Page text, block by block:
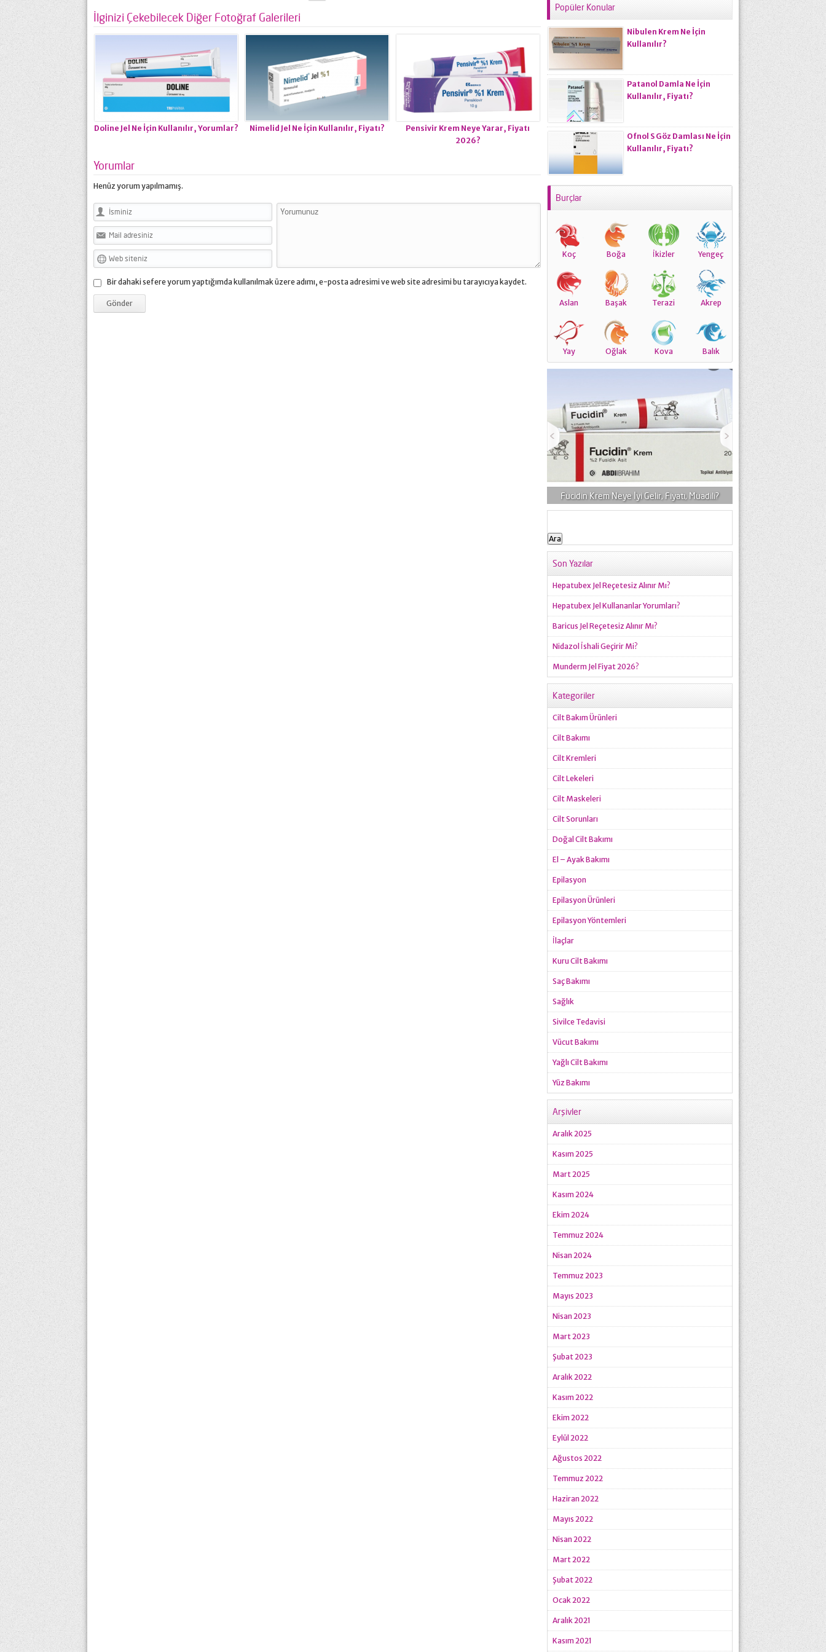
İlginizi Çekebilecek Diğer Fotoğraf Galerileri
Doline Jel Ne İçin Kullanılır, Yorumlar? Nimelid Jel Ne İçin Kullanılır, Fiyatı?
Pensivir Krem Neye Yarar, Fiyatı
2026?
Yorumlar
Henüz yorum yapılmamış.
Bir dahaki sefere yorum yaptığımda kullanılmak üzere adımı, e-posta adresimi ve web site adresimi bu tarayıcıya kaydet.
Popüler Konular
Nibulen Krem Ne İçin
Kullanılır?
Patanol Damla Ne İçin
Kullanılır, Fiyatı?
Ofnol S Göz Damlası Ne İçin
Kullanılır, Fiyatı?
Burçlar
Koç Boğa İkizler Yengeç
Aslan Başak Terazi Akrep
Yay Oğlak Kova Balık
Diclomec Jel (Krem) Neye Yarar, Fiyatı? Yağlı Ciltler
Arama:
Son Yazılar
Hepatubex Jel Reçetesiz Alınır Mı?
Hepatubex Jel Kullananlar Yorumları?
Baricus Jel Reçetesiz Alınır Mı?
Nidazol İshali Geçirir Mi?
Munderm Jel Fiyat 2026?
Kategoriler
Cilt Bakım Ürünleri
Cilt Bakımı
Cilt Kremleri
Cilt Lekeleri
Cilt Maskeleri
Cilt Sorunları
Doğal Cilt Bakımı
El – Ayak Bakımı
Epilasyon
Epilasyon Ürünleri
Epilasyon Yöntemleri
İlaçlar
Kuru Cilt Bakımı
Saç Bakımı
Sağlık
Sivilce Tedavisi
Vücut Bakımı
Yağlı Cilt Bakımı
Yüz Bakımı
Arşivler
Aralık 2025
Kasım 2025
Mart 2025
Kasım 2024
Ekim 2024
Temmuz 2024
Nisan 2024
Temmuz 2023
Mayıs 2023
Nisan 2023
Mart 2023
Şubat 2023
Aralık 2022
Kasım 2022
Ekim 2022
Eylül 2022
Ağustos 2022
Temmuz 2022
Haziran 2022
Mayıs 2022
Nisan 2022
Mart 2022
Şubat 2022
Ocak 2022
Aralık 2021
Kasım 2021